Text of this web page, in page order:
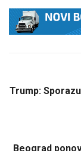
Trump:
Beograd